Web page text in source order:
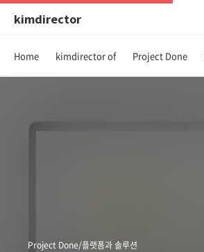
kimdirector
Home kimdirector of Project Done
Project Done/플랫폼과 솔루션